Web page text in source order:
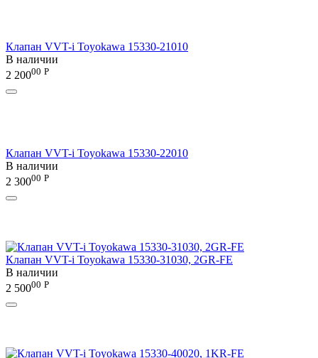
Клапан VVT-i Toyokawa 15330-21010
В наличии
2 20000 Р
Клапан VVT-i Toyokawa 15330-22010
В наличии
2 30000 Р
Клапан VVT-i Toyokawa 15330-31030, 2GR-FE
В наличии
2 50000 Р